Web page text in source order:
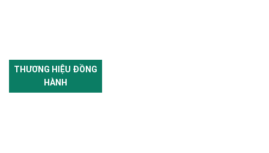
THƯƠNG HIỆU ĐỒNG
HÀNH